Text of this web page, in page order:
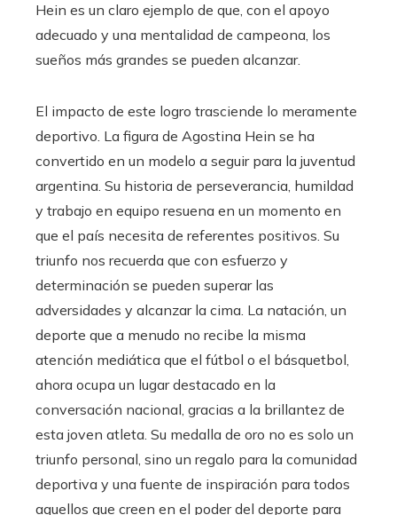
Hein es un claro ejemplo de que, con el apoyo
adecuado y una mentalidad de campeona, los
sueños más grandes se pueden alcanzar.
El impacto de este logro trasciende lo meramente
deportivo. La figura de Agostina Hein se ha
convertido en un modelo a seguir para la juventud
argentina. Su historia de perseverancia, humildad
y trabajo en equipo resuena en un momento en
que el país necesita de referentes positivos. Su
triunfo nos recuerda que con esfuerzo y
determinación se pueden superar las
adversidades y alcanzar la cima. La natación, un
deporte que a menudo no recibe la misma
atención mediática que el fútbol o el básquetbol,
ahora ocupa un lugar destacado en la
conversación nacional, gracias a la brillantez de
esta joven atleta. Su medalla de oro no es solo un
triunfo personal, sino un regalo para la comunidad
deportiva y una fuente de inspiración para todos
aquellos que creen en el poder del deporte para